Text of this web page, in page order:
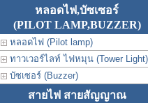
หลอดไฟ,บัซเซอร์
(PILOT LAMP,BUZZER)
หลอดไฟ (Pilot lamp)
ทาวเวอร์ไลท์ ไฟหมุน (Tower Light)
บัซเซอร์ (Buzzer)
สายไฟ สายสัญญาณ